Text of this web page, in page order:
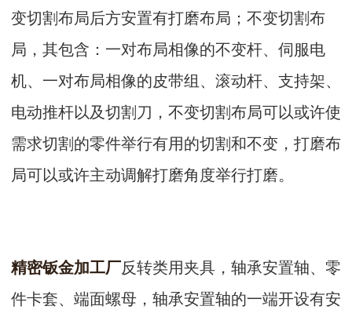
变切割布局后方安置有打磨布局；不变切割布
局，其包含：一对布局相像的不变杆、伺服电
机、一对布局相像的皮带组、滚动杆、支持架、
电动推杆以及切割刀，不变切割布局可以或许使
需求切割的零件举行有用的切割和不变，打磨布
局可以或许主动调解打磨角度举行打磨。
精密钣金加工厂反转类用夹具，轴承安置轴、零
件卡套、端面螺母，轴承安置轴的一端开设有安